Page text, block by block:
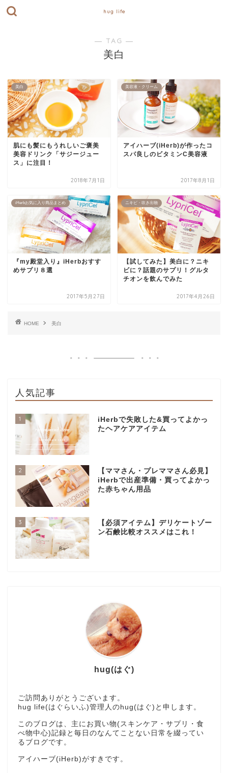
hug life
― TAG ―
美白
美白
肌にも髪にもうれしいご褒美
美容ドリンク「サジージュー
ス」に注目！
2018年7月1日
美容液・クリーム
アイハーブ(iHerb)が作ったコ
スパ良しのビタミンC美容液
2017年8月1日
iHerbお気に入り商品まとめ
『my殿堂入り』iHerbおすす
めサプリ８選
2017年5月27日
ニキビ・吹き出物
【試してみた】美白に？ニキ
ビに？話題のサプリ！グルタ
チオンを飲んでみた
2017年4月26日
HOME 美白
人気記事
1
iHerbで失敗した&買ってよかっ
たヘアケアアイテム
2
【ママさん・プレママさん必見】
iHerbで出産準備・買ってよかっ
た赤ちゃん用品
3
【必須アイテム】デリケートゾー
ン石鹸比較オススメはこれ！
hug(はぐ)
ご訪問ありがとうございます。
hug life(はぐらいふ)管理人のhug(はぐ)と申します。
このブログは、主にお買い物(スキンケア・サプリ・食
べ物中心)記録と毎日のなんてことない日常を綴ってい
るブログです。
アイハーブ(iHerb)がすきです。